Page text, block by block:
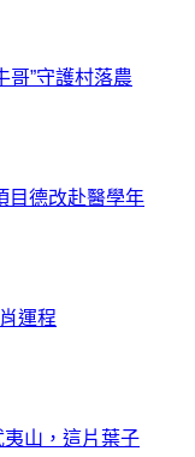
哥”守護村落農
目德改赴醫學年
運程
夷山，這片葉子